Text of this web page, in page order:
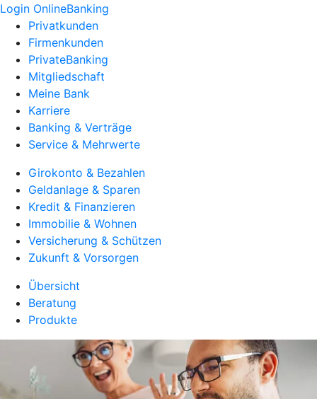
Login OnlineBanking
Privatkunden
Firmenkunden
PrivateBanking
Mitgliedschaft
Meine Bank
Karriere
Banking & Verträge
Service & Mehrwerte
Girokonto & Bezahlen
Geldanlage & Sparen
Kredit & Finanzieren
Immobilie & Wohnen
Versicherung & Schützen
Zukunft & Vorsorgen
Übersicht
Beratung
Produkte